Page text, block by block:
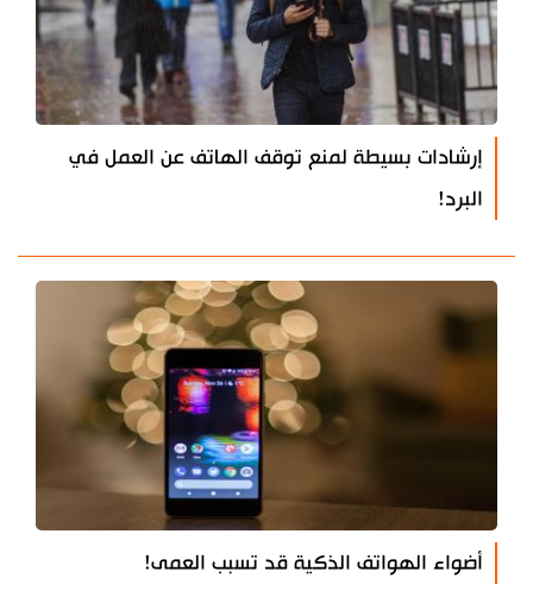
إرشادات بسيطة لمنع توقف الهاتف عن العمل في
البرد!
أضواء الهواتف الذكية قد تسبب العمى!